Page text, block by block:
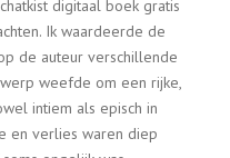
digitaal boek gratis
Ik waardeerde de
de auteur verschillende
weefde om een rijke,
intiem als episch in
en verlies waren diep